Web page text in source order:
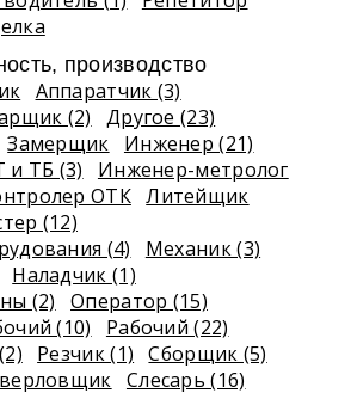
производство
Аппаратчик (3)
(2)
Другое (23)
Замерщик
Инженер (21)
и ТБ (3)
Инженер-метролог
ОТК Литейщик
(12)
(4)
Механик (3)
Наладчик (1)
(2)
Оператор (15)
(10)
Рабочий (22)
Резчик (1)
Сборщик (5)
Слесарь (16)